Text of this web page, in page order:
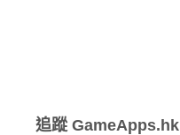
追蹤 GameApps.hk